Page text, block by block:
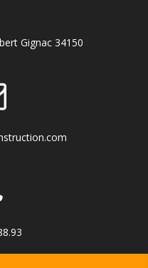
Gignac 34150